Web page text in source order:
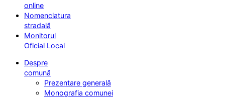
online
Nomenclatura
stradală
Monitorul
Oficial Local
Despre
comună
Prezentare generală
Monografia comunei